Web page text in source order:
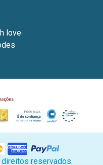
reservados.